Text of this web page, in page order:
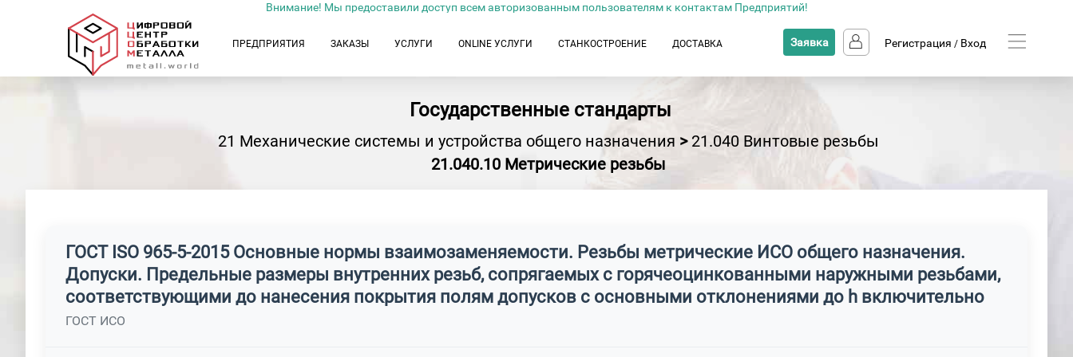
Внимание! Мы предоставили доступ всем авторизованным пользователям к контактам Предприятий!
ПРЕДПРИЯТИЯ ЗАКАЗЫ УСЛУГИ ONLINE УСЛУГИ СТАНКОСТРОЕНИЕ ДОСТАВКА Заявка Регистрация / Вход
Государственные стандарты
21 Механические системы и устройства общего назначения > 21.040 Винтовые резьбы
21.040.10 Метрические резьбы
ГОСТ ISO 965-5-2015 Основные нормы взаимозаменяемости. Резьбы метрические ИСО общего назначения.
Допуски. Предельные размеры внутренних резьб, сопрягаемых с горячеоцинкованными наружными резьбами,
соответствующими до нанесения покрытия полям допусков с основными отклонениями до h включительно
ГОСТ ИСО